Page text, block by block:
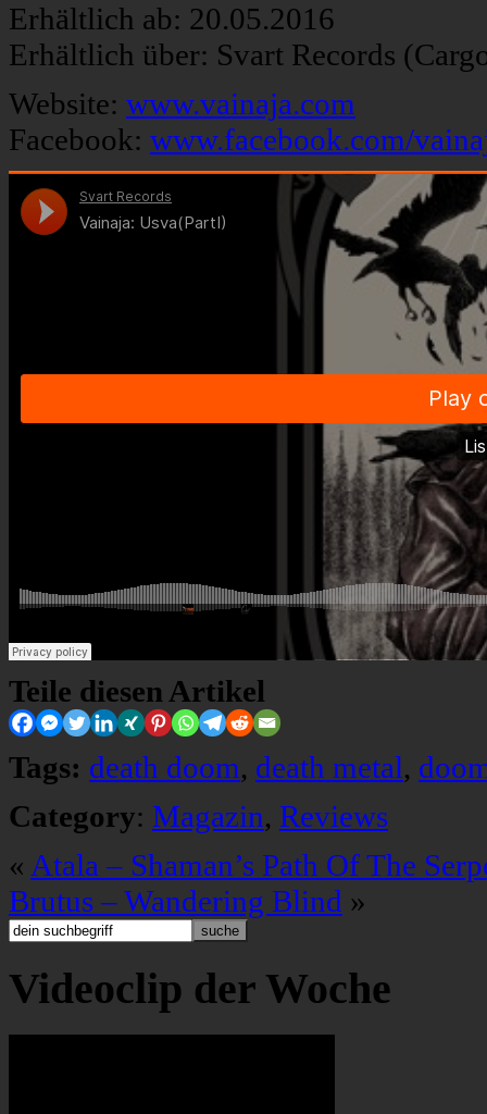
Erhältlich ab: 20.05.2016
Erhältlich über: Svart Records
Website: www.vainaja.com
Facebook: www.facebook.com/
Teile diesen Artikel
Tags: death doom, death metal,
Category: Magazin, Reviews
« Atala – Shaman’s Path Of The
Brutus – Wandering Blind »
Videoclip der Woche